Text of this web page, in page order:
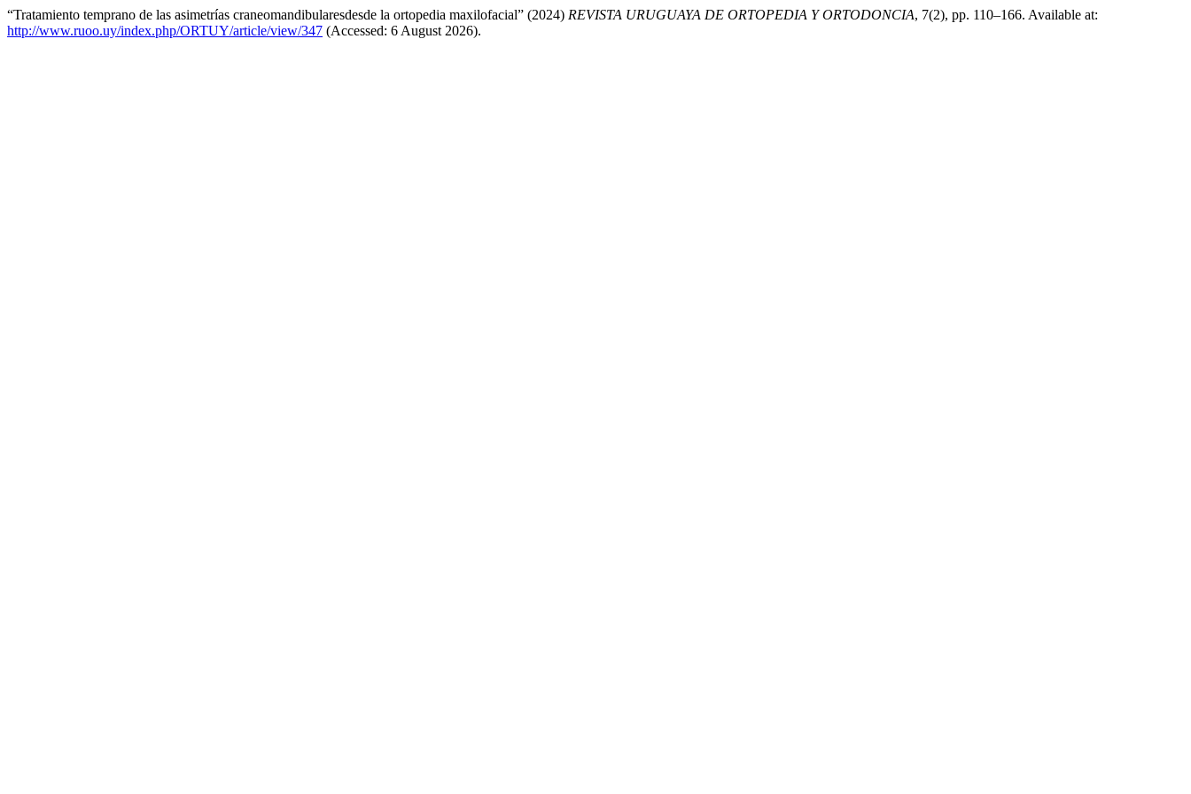
“Tratamiento temprano de las asimetrías craneomandibularesdesde la ortopedia maxilofacial” (2024) REVISTA URUGUAYA DE ORTOPEDIA Y ORTODONCIA, 7(2), pp. 110–166. Available at:
http://www.ruoo.uy/index.php/ORTUY/article/view/347 (Accessed: 6 August 2026).